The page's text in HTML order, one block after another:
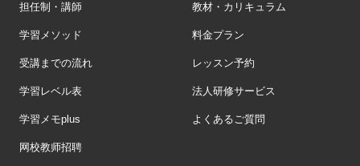
担任制・講師 教材・カリキュラム
学習メソッド 料金プラン
受講までの流れ レッスン予約
学習レベル表 法人研修サービス
学習メモplus よくあるご質問
网校教师招聘